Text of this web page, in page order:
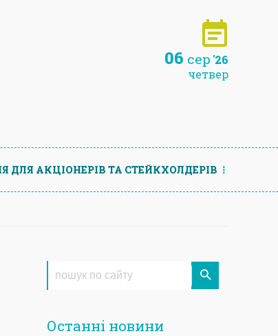
06 сер '26
четвер
ДЛЯ АКЦIОНЕРIВ ТА СТЕЙКХОЛДЕРIВ
Останні новини